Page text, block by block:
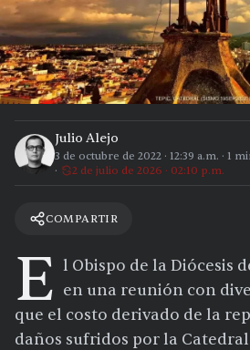
Julio Alejo
3 de octubre de 2022 · 12:39 a.m. · 1
2 de julio de 2026 · 02:10 p.m.
COMPARTIR
E l Obispo de la Diócesis
en una reunión con
que el costo derivado de la
daños sufridos por la